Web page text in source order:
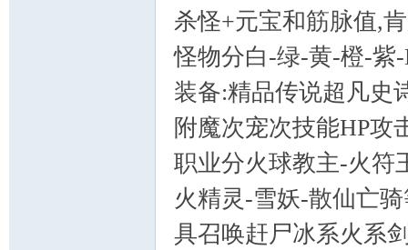
杀怪+元宝和筋脉值,
怪物分白-绿-黄-橙-紫
装备:精品传说超凡史
附魔次宠次技能HP攻
职业分火球教主-火符
火精灵-雪妖-散仙亡
具召唤赶尸冰系火系